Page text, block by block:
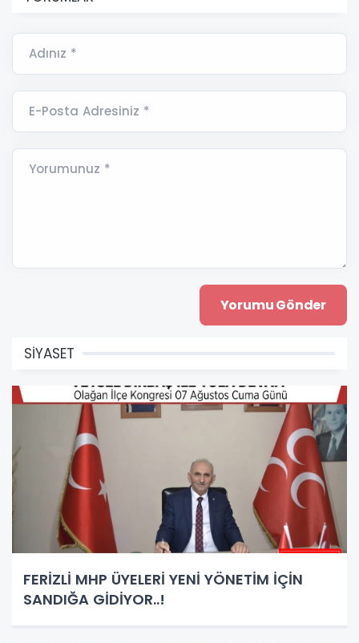
Adınız *
E-Posta Adresiniz *
Yorumunuz *
SİYASET
FERİZLİ MHP ÜYELERİ YENİ YÖNETİM İÇİN
SANDIĞA GİDİYOR..!